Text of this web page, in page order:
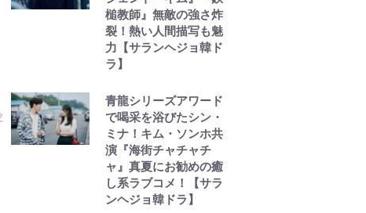
槌教師』無敵の強さ炸
裂！熱い人間描写も魅
力【サランヘジョ韓ド
ラ】
青龍シリーズアワード
で喝采を浴びたシン・
ミナ！キム・ソンホ共
演『海街チャチャチ
ャ』真夏にお勧めの癒
し系ラブコメ！【サラ
ンヘジョ韓ドラ】